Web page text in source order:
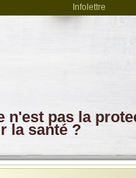
Infolettre
n'est pas la
la santé ?